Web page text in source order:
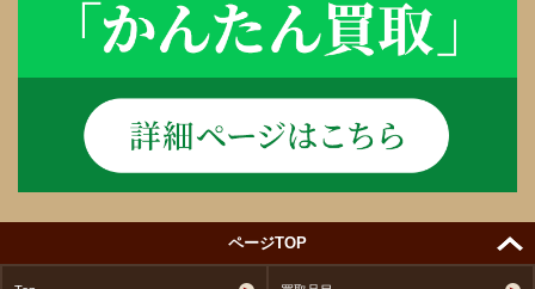
ページTOP